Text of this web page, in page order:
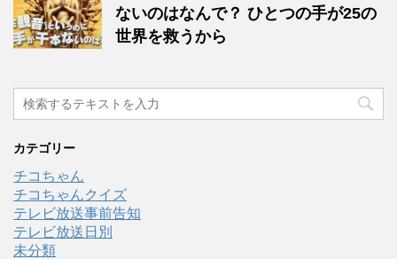
ないのはなんで？ ひとつの手が25の
世界を救うから
カテゴリー
チコちゃん
チコちゃんクイズ
テレビ放送事前告知
テレビ放送日別
未分類